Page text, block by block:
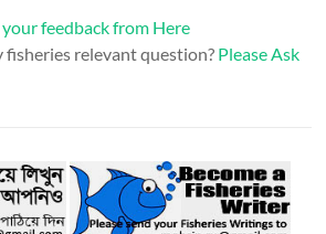
your feedback from Here
fisheries relevant question? Please Ask